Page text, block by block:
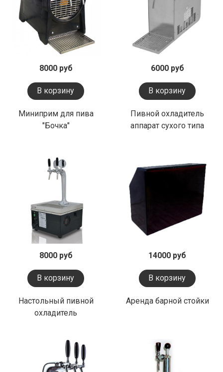
8000 руб
В корзину
Миниприм для пива
"Бочка"
6000 руб
В корзину
Пивной охладитель
аппарат сухого типа
8000 руб
В корзину
Настольный пивной
охладитель
14000 руб
В корзину
Аренда барной стойки